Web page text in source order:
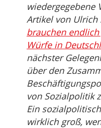
wiedergegebene
Artikel von Ulrich
brauchen
Würfe in
nächster
über den
von Sozialpolitik
Ein
wirklich groß,